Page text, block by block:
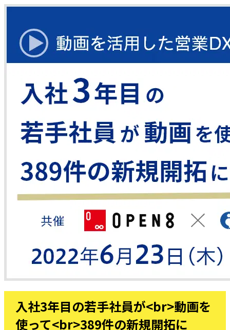
入社3年目の若手社員が<br>動画を
使って<br>389件の新規開拓に